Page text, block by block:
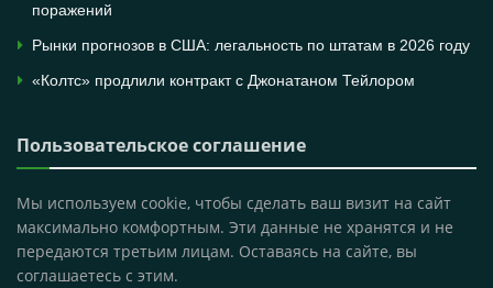
поражений
Рынки прогнозов в США: легальность по штатам в 2026 году
«Колтс» продлили контракт с Джонатаном Тейлором
Пользовательское соглашение
Мы используем cookie, чтобы сделать ваш визит на сайт
максимально комфортным. Эти данные не хранятся и не
передаются третьим лицам. Оставаясь на сайте, вы
соглашаетесь с этим.